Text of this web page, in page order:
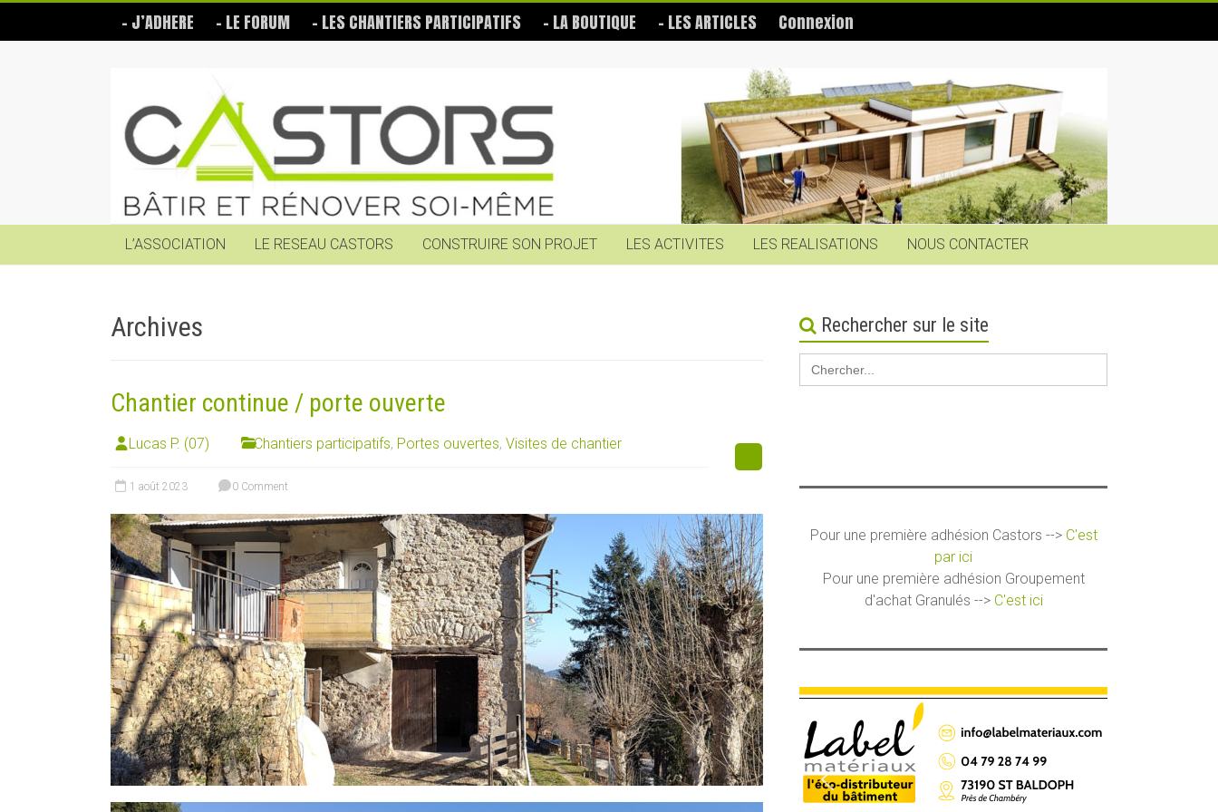
content
– J’ADHERE – LE FORUM – LES CHANTIERS PARTICIPATIFS – LA BOUTIQUE – LES ARTICLES Connexion
Castors
Bâtir
soi-
même
L’ASSOCIATION
LE RESEAU CASTORS CONSTRUIRE SON PROJET LES ACTIVITES LES REALISATIONS NOUS CONTACTER
Archives
Chantier continue / porte ouverte
Lucas P. (07) Chantiers participatifs, Portes ouvertes, Visites de chantier
1 août 2023 0 Comment
Rechercher sur le site
Search
for:
Pour une première adhésion Castors --> C'est
par ici
Pour une première adhésion Groupement
d'achat Granulés --> C'est ici